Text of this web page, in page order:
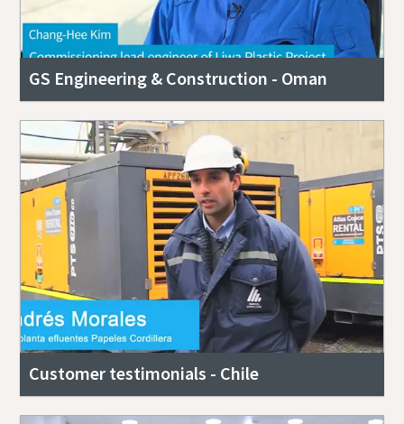
GS Engineering & Construction - Oman
Customer testimonials - Chile